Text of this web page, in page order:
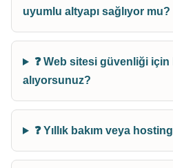
uyumlu altyapı sağlıyor mu?
❓ Web sitesi güvenliği
alıyorsunuz?
❓ Yıllık bakım veya